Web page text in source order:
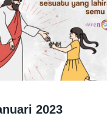
2023